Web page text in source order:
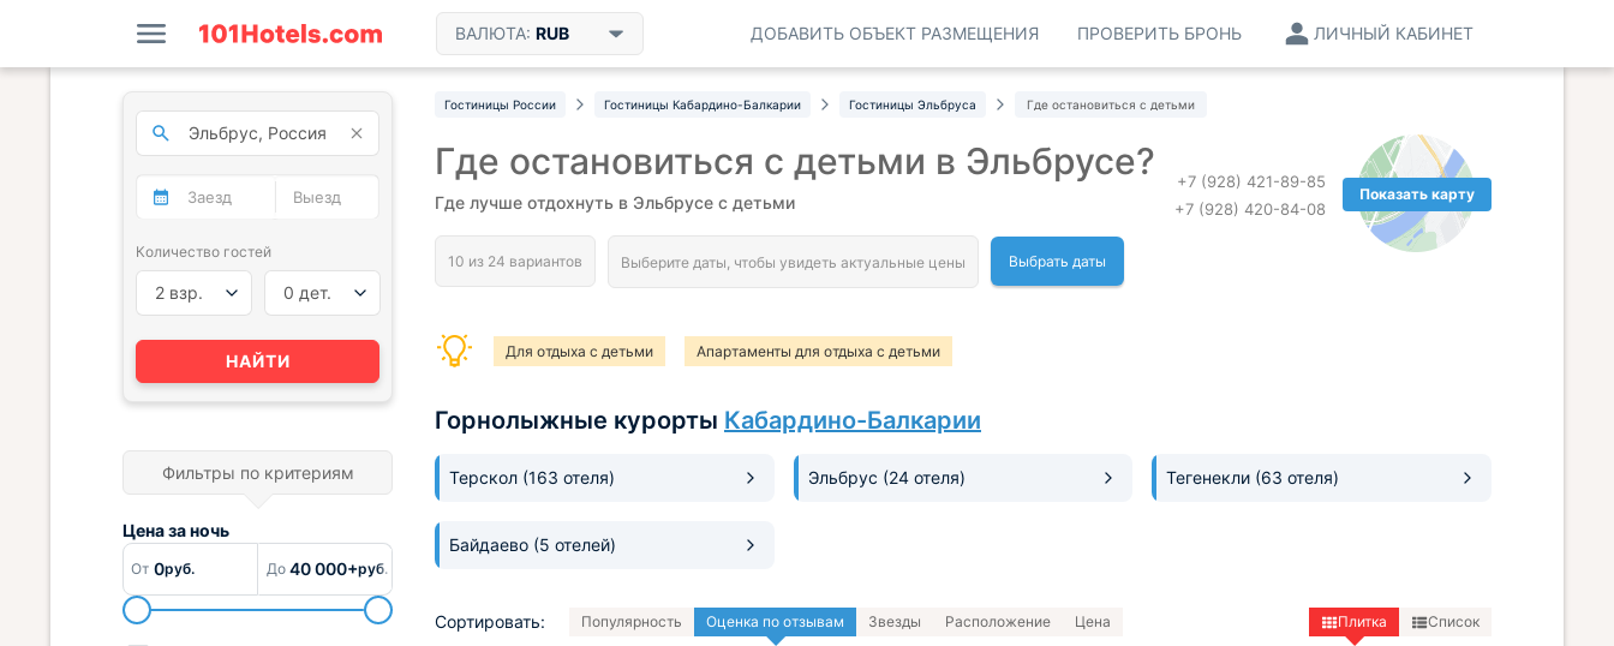
ВАЛЮТА: RUB ЛИЧНЫЙ КАБИНЕТ
ПРОВЕРИТЬ БРОНЬ
ДОБАВИТЬ ОБЪЕКТ РАЗМЕЩЕНИЯ
Гостиницы России Гостиницы Кабардино-Балкарии Гостиницы Эльбруса Где остановиться с детьми
Показать карту
+7 (928) 421-89-85
+7 (928) 420-84-08
Где остановиться с детьми в Эльбрусе?
Где лучше отдохнуть в Эльбрусе с детьми
Выбрать даты
Для отдыха с детьми Апартаменты для отдыха с детьми
Горнолыжные курорты Кабардино-Балкарии
Терскол (163 отеля) Эльбрус (24 отеля) Тегенекли (63 отеля)
Байдаево (5 отелей)
Сортировать: Популярность Оценка по отзывам Звезды Расположение Цена Плитка Список
Количество гостей
2 взр. 0 дет.
НАЙТИ
Фильтры по критериям
Цена заночь
От 0руб. До 40 000+руб.